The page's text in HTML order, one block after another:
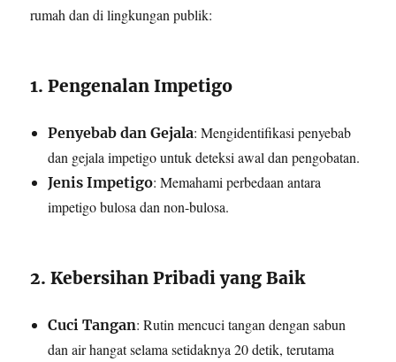
rumah dan di lingkungan publik:
1. Pengenalan Impetigo
Penyebab dan Gejala: Mengidentifikasi penyebab
dan gejala impetigo untuk deteksi awal dan pengobatan.
Jenis Impetigo: Memahami perbedaan antara
impetigo bulosa dan non-bulosa.
2. Kebersihan Pribadi yang Baik
Cuci Tangan: Rutin mencuci tangan dengan sabun
dan air hangat selama setidaknya 20 detik, terutama